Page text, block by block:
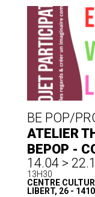
BE POP/
ATELIER
BEPOP -
14.04 >
13H30
CENTRE
LIBERT, 26 -